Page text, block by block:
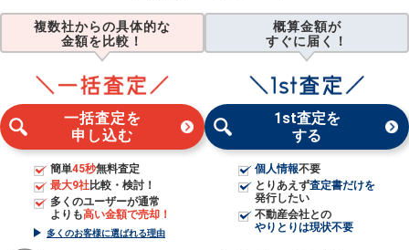
複数社からの具体的な
金額を比較！
一括査定を
申し込む
簡単45秒無料査定
最大9社比較・検討！
多くのユーザーが通常
よりも高い金額で売却！
多くのお客様に選ばれる理由
概算金額が
すぐに届く！
1st査定を
する
個人情報不要
とりあえず査定書だけを
発行したい
不動産会社との
やりとりは現状不要